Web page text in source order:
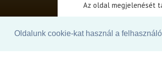
Oldalunk cookie-kat használ a
Az oldal megjelenését